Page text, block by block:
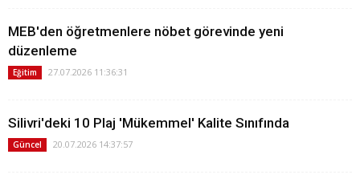
MEB'den öğretmenlere nöbet görevinde yeni
düzenleme
Eğitim 27.07.2026 11:36:31
Silivri'deki 10 Plaj 'Mükemmel' Kalite Sınıfında
Güncel 20.07.2026 14:37:57